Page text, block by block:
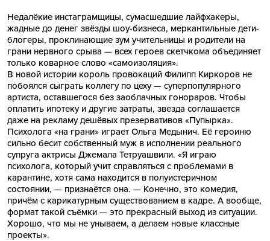
Недалёкие инстаграмщицы, сумасшедшие лайфхакеры,
жадные до денег звёзды шоу-бизнеса, меркантильные дети-
блогеры, проклинающие зум учительницы и родители на
грани нервного срыва — всех героев скетчкома объединяет
только коварное слово «самоизоляция».
В новой истории король провокаций Филипп Киркоров не
побоялся сыграть коллегу по цеху — суперпопулярного
артиста, оставшегося без заоблачных гонораров. Чтобы
оплатить ипотеку и другие затраты, звезда соглашается
даже на рекламу дешёвых презервативов «Пупырка».
Психолога «на грани» играет Ольга Медынич. Её героиню
сильно бесит собственный муж в исполнении реального
супруга актрисы Джемала Тетруашвили. «Я играю
психолога, который учит справляться с проблемами в
карантине, хотя сама находится в полуистеричном
состоянии, — признаётся она. — Конечно, это комедия,
причём с карикатурным существованием в кадре. А вообще,
формат такой съёмки — это прекрасный выход из ситуации.
Хорошо, что мы не унываем, а делаем новые классные
проекты».